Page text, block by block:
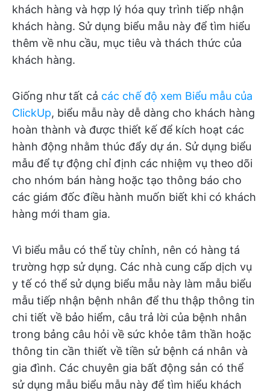
khách hàng và hợp lý hóa quy trình tiếp nhận
khách hàng. Sử dụng biểu mẫu này để tìm hiểu
thêm về nhu cầu, mục tiêu và thách thức của
khách hàng.
Giống như tất cả các chế độ xem Biểu mẫu của
ClickUp, biểu mẫu này dễ dàng cho khách hàng
hoàn thành và được thiết kế để kích hoạt các
hành động nhằm thúc đẩy dự án. Sử dụng biểu
mẫu để tự động chỉ định các nhiệm vụ theo dõi
cho nhóm bán hàng hoặc tạo thông báo cho
các giám đốc điều hành muốn biết khi có khách
hàng mới tham gia.
Vì biểu mẫu có thể tùy chỉnh, nên có hàng tá
trường hợp sử dụng. Các nhà cung cấp dịch vụ
y tế có thể sử dụng biểu mẫu này làm mẫu biểu
mẫu tiếp nhận bệnh nhân để thu thập thông tin
chi tiết về bảo hiểm, câu trả lời của bệnh nhân
trong bảng câu hỏi về sức khỏe tâm thần hoặc
thông tin cần thiết về tiền sử bệnh cá nhân và
gia đình. Các chuyên gia bất động sản có thể
sử dụng mẫu biểu mẫu này để tìm hiểu khách